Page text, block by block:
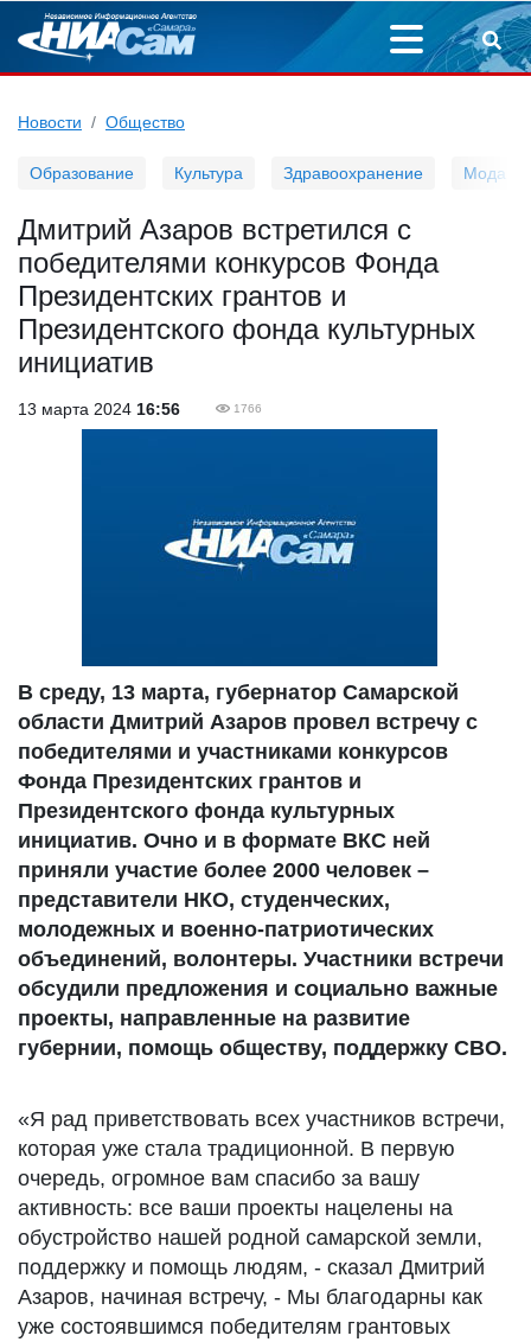
Новости Общество
Образование Культура Здравоохранение Мода
Дмитрий Азаров встретился с
победителями конкурсов Фонда
Президентских грантов и
Президентского фонда культурных
инициатив
13 марта 2024 16:56 1766
В среду, 13 марта, губернатор Самарской
области Дмитрий Азаров провел встречу с
победителями и участниками конкурсов
Фонда Президентских грантов и
Президентского фонда культурных
инициатив. Очно и в формате ВКС ней
приняли участие более 2000 человек –
представители НКО, студенческих,
молодежных и военно-патриотических
объединений, волонтеры. Участники встречи
обсудили предложения и социально важные
проекты, направленные на развитие
губернии, помощь обществу, поддержку СВО.
«Я рад приветствовать всех участников встречи,
которая уже стала традиционной. В первую
очередь, огромное вам спасибо за вашу
активность: все ваши проекты нацелены на
обустройство нашей родной самарской земли,
поддержку и помощь людям, - сказал Дмитрий
Азаров, начиная встречу, - Мы благодарны как
уже состоявшимся победителям грантовых